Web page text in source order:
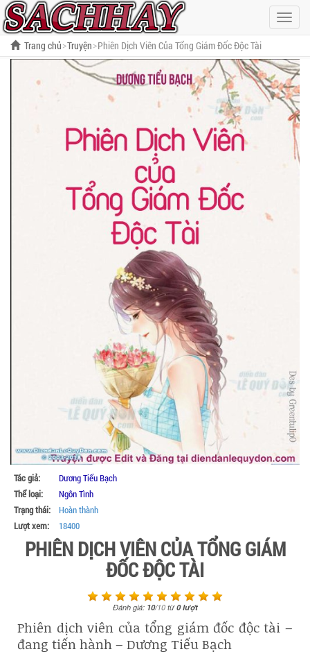
Hiện
menu
Trang chủ Truyện Phiên Dịch Viên Của Tổng Giám Đốc Độc Tài
Tác giả:
Dương Tiểu Bạch
Thể loại:
Ngôn Tình
Trạng thái:
Hoàn thành
Lượt xem:
18400
PHIÊN DỊCH VIÊN CỦA TỔNG GIÁM
ĐỐC ĐỘC TÀI
Đánh giá: 10/10từ0lượt
Phiên dịch viên của tổng giám đốc độc tài –
đang tiến hành – Dương Tiếu Bạch